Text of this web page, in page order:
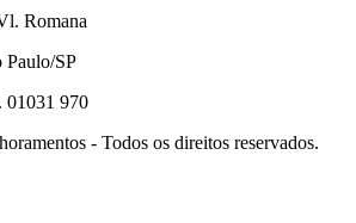
Romana
Paulo/SP
01031 970
- Todos os direitos reservados.